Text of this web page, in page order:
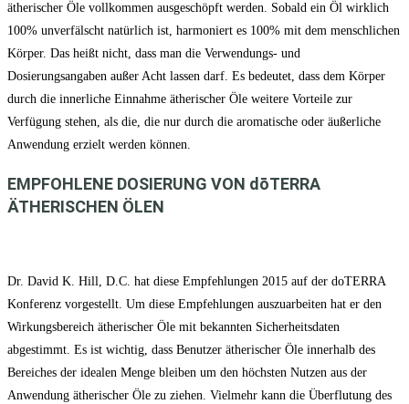
ätherischer Öle vollkommen ausgeschöpft werden. Sobald ein Öl wirklich
100% unverfälscht natürlich ist, harmoniert es 100% mit dem menschlichen
Körper. Das heißt nicht, dass man die Verwendungs- und
Dosierungsangaben außer Acht lassen darf. Es bedeutet, dass dem Körper
durch die innerliche Einnahme ätherischer Öle weitere Vorteile zur
Verfügung stehen, als die, die nur durch die aromatische oder äußerliche
Anwendung erzielt werden können.
EMPFOHLENE DOSIERUNG VON dōTERRA
ÄTHERISCHEN ÖLEN
Dr. David K. Hill, D.C. hat diese Empfehlungen 2015 auf der doTERRA
Konferenz vorgestellt. Um diese Empfehlungen auszuarbeiten hat er den
Wirkungsbereich ätherischer Öle mit bekannten Sicherheitsdaten
abgestimmt. Es ist wichtig, dass Benutzer ätherischer Öle innerhalb des
Bereiches der idealen Menge bleiben um den höchsten Nutzen aus der
Anwendung ätherischer Öle zu ziehen. Vielmehr kann die Überflutung des